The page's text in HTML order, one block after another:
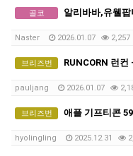
골코 알리바바,유웰
Naster 2026.01.07 2,257
브리즈번 RUNCORN 런컨 - 깨끗하게 잘쓴
pauljang 2026.01.07
브리즈번 애플 기프티콘
hyolingling 2025.12.31